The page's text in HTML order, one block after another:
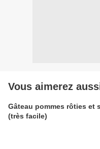
Vous aimerez
Gâteau pommes rôties et
(très facile)